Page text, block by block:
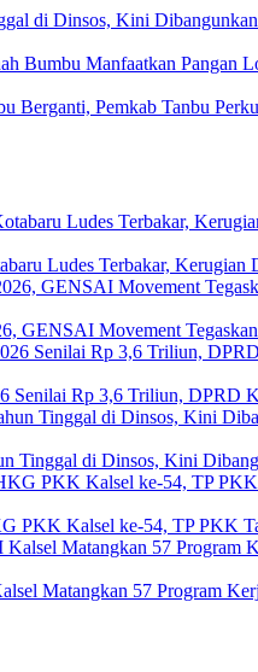
di Dinsos, Kini
Bumbu Manfaatkan Pangan
Berganti, Pemkab Tanbu
Ludes Terbakar, Kerugian
GENSAI Movement
Senilai Rp 3,6 Triliun, DPRD
Tinggal di Dinsos, Kini
PKK Kalsel ke-54, TP PKK
Matangkan 57 Program